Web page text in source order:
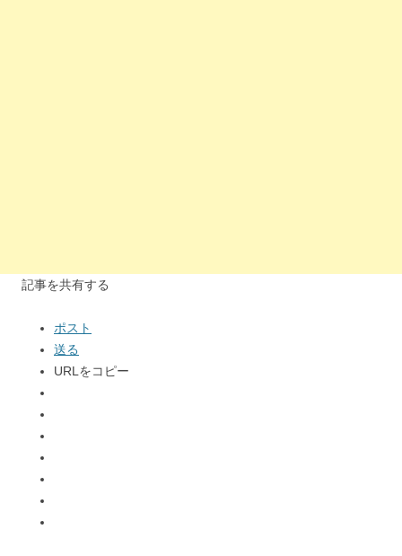
記事を共有する
ポスト
送る
URLをコピー